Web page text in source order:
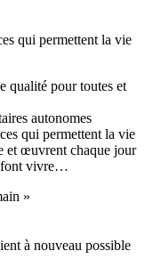
qui permettent la vie
qualité pour toutes et
autonomes
qui permettent la vie
et œuvrent chaque jour
font vivre…
»
à nouveau possible